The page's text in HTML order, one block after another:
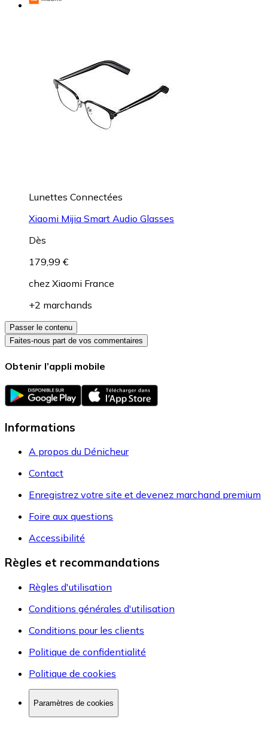
Lunettes Connectées
Xiaomi Mijia Smart Audio Glasses
Dès
179,99 €
chez Xiaomi France
+2 marchands
Passer le contenu
Faites-nous part de vos commentaires
Obtenir l’appli mobile
Informations
A propos du Dénicheur
Contact
Enregistrez votre site et devenez marchand premium
Foire aux questions
Accessibilité
Règles et recommandations
Règles d'utilisation
Conditions générales d'utilisation
Conditions pour les clients
Politique de confidentialité
Politique de cookies
Paramètres de cookies